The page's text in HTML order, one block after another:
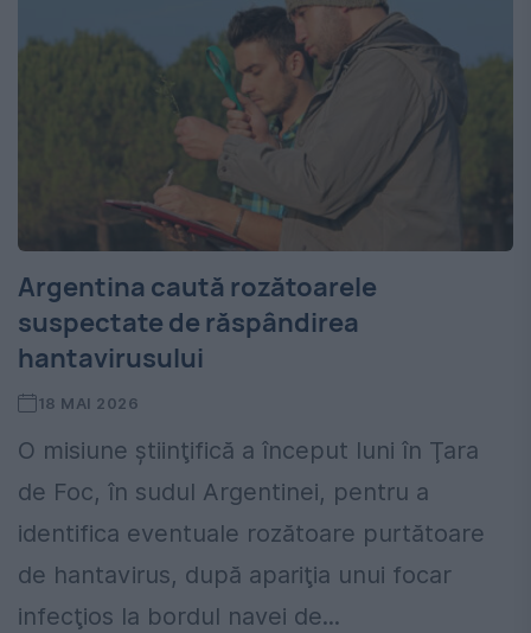
Argentina caută rozătoarele
suspectate de răspândirea
hantavirusului
18 MAI 2026
O misiune ştiinţifică a început luni în Ţara
de Foc, în sudul Argentinei, pentru a
identifica eventuale rozătoare purtătoare
de hantavirus, după apariţia unui focar
infecţios la bordul navei de...